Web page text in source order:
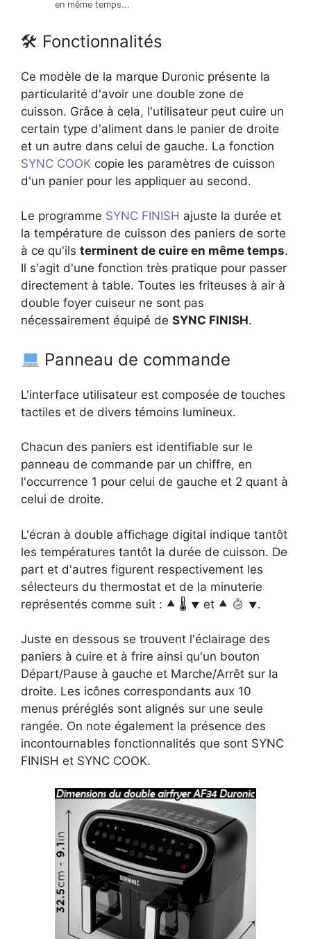
en même temps...
🛠 Fonctionnalités
Ce modèle de la marque Duronic présente la
particularité d'avoir une double zone de
cuisson. Grâce à cela, l'utilisateur peut cuire un
certain type d'aliment dans le panier de droite
et un autre dans celui de gauche. La fonction
SYNC COOK copie les paramètres de cuisson
d'un panier pour les appliquer au second.
Le programme SYNC FINISH ajuste la durée et
la température de cuisson des paniers de sorte
à ce qu'ils terminent de cuire en même temps.
Il s'agit d'une fonction très pratique pour passer
directement à table. Toutes les friteuses à air à
double foyer cuiseur ne sont pas
nécessairement équipé de SYNC FINISH.
Panneau de commande
L'interface utilisateur est composée de touches
tactiles et de divers témoins lumineux.
Chacun des paniers est identifiable sur le
panneau de commande par un chiffre, en
l'occurrence 1 pour celui de gauche et 2 quant à
celui de droite.
L'écran à double affichage digital indique tantôt
les températures tantôt la durée de cuisson. De
part et d'autres figurent respectivement les
sélecteurs du thermostat et de la minuterie
représentés comme suit : ⯅ 🌡 ⯆ et ⯅
⯆.
Juste en dessous se trouvent l'éclairage des
paniers à cuire et à frire ainsi qu'un bouton
Départ/Pause à gauche et Marche/Arrêt sur la
droite. Les icônes correspondants aux 10
menus préréglés sont alignés sur une seule
rangée. On note également la présence des
incontournables fonctionnalités que sont SYNC
FINISH et SYNC COOK.